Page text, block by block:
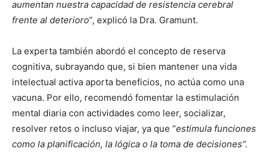
aumentan nuestra capacidad de resistencia cerebral
frente al deterioro”, explicó la Dra. Gramunt.
La experta también abordó el concepto de reserva
cognitiva, subrayando que, si bien mantener una vida
intelectual activa aporta beneficios, no actúa como una
vacuna. Por ello, recomendó fomentar la estimulación
mental diaria con actividades como leer, socializar,
resolver retos o incluso viajar, ya que “estimula funciones
como la planificación, la lógica o la toma de decisiones”.